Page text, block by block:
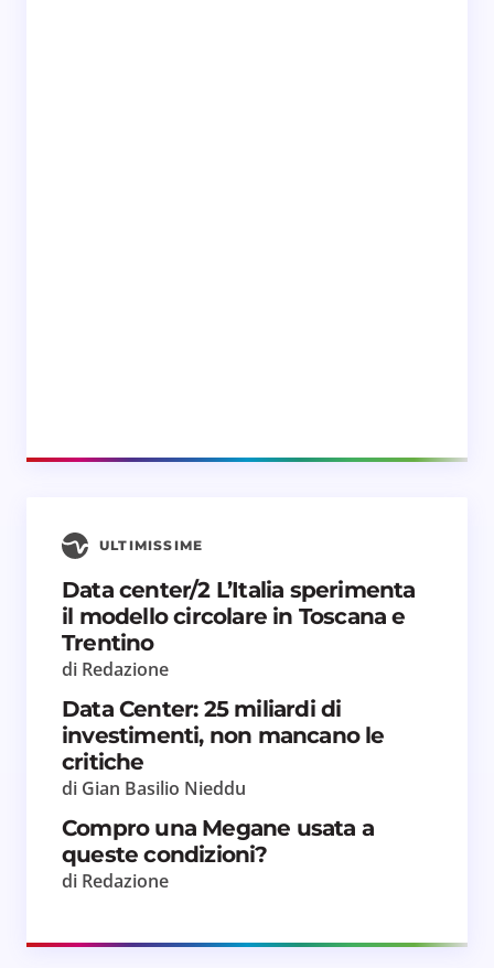
ULTIMISSIME
Data center/2 L’Italia sperimenta
il modello circolare in Toscana e
Trentino
di Redazione
Data Center: 25 miliardi di
investimenti, non mancano le
critiche
di Gian Basilio Nieddu
Compro una Megane usata a
queste condizioni?
di Redazione